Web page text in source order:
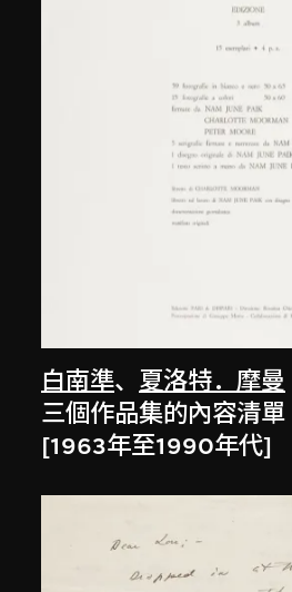
白南準、 夏洛特．摩曼
三個作品集的內容清單
[1963年至1990年代]